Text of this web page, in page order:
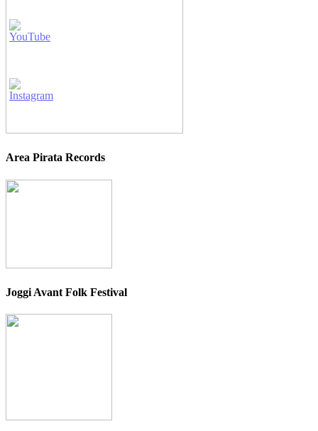
Area Pirata Records
Joggi Avant Folk Festival